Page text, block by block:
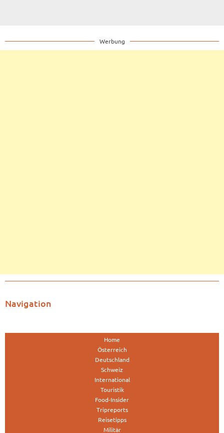
Werbung
Navigation
Home
Österreich
Deutschland
Schweiz
International
Touristik
Food-Insider
Tripreports
Reisetipps
Militär